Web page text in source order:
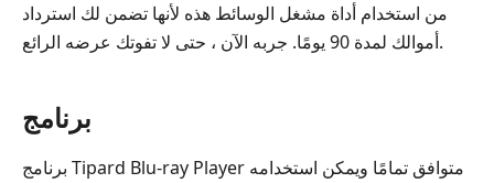
من استخدام أداة مشغل الوسائط هذه لأنها تضمن لك استرداد
أموالك لمدة 90 يومًا. جربه الآن ، حتى لا تفوتك عرضه الرائع.
برنامج
برنامج Tipard Blu-ray Player متوافق تمامًا ويمكن استخدامه